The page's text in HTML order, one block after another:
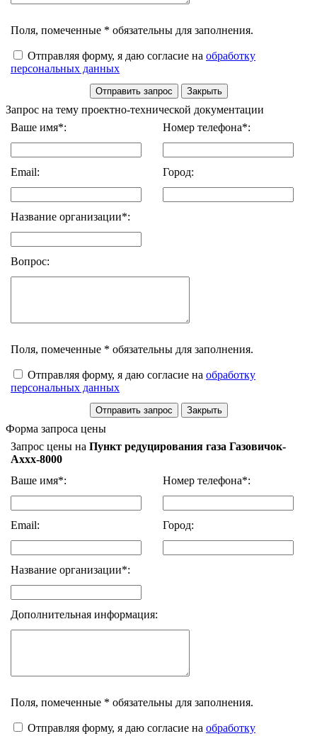
Поля, помеченные * обязательны для заполнения.
Отправляя форму, я даю согласие на обработку
персональных данных
Запрос на тему проектно-технической документации
Ваше имя*:
Номер телефона*:
Email: Город:
Название организации*:
Вопрос:
Поля, помеченные * обязательны для заполнения.
Отправляя форму, я даю согласие на обработку
персональных данных
Форма запроса цены
Запрос цены на Пункт редуцирования газа Газовичок-
Аххх-8000
Ваше имя*:
Номер телефона*:
Email: Город:
Название организации*:
Дополнительная информация:
Поля, помеченные * обязательны для заполнения.
Отправляя форму, я даю согласие на обработку